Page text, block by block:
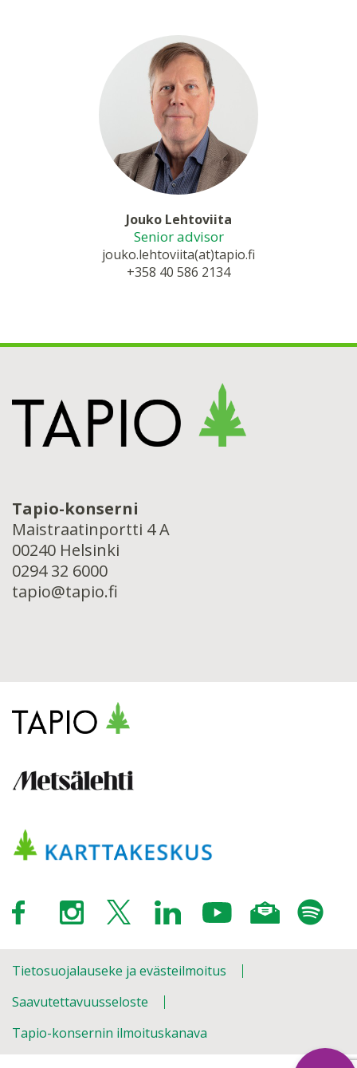
Jouko Lehtoviita
Senior advisor
jouko.lehtoviita(at)tapio.fi
+358 40 586 2134
Tapio-konserni
Maistraatinportti 4 A
00240 Helsinki
0294 32 6000
tapio@tapio.fi
Tietosuojalauseke ja evästeilmoitus
Saavutettavuusseloste
Tapio-konsernin ilmoituskanava